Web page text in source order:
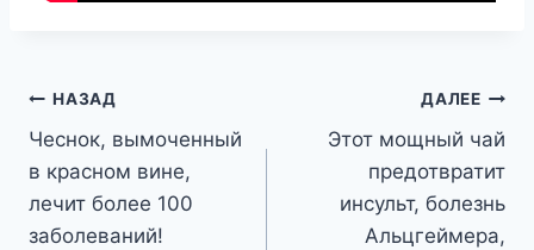
Навигация
по
записям
НАЗАД
Чеснок, вымоченный
в красном вине,
лечит более 100
заболеваний!
ДАЛЕЕ
Этот мощный чай
предотвратит
инсульт, болезнь
Альцгеймера,